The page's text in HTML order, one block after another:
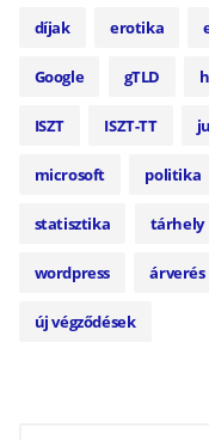
díjak erotika
Google gTLD
ISZT ISZT-TT
microsoft politika
statisztika tárhely
wordpress árverés
új végződések